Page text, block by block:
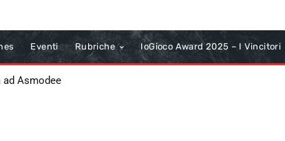
Eventi Rubriche IoGioco Award 2025 – I Vincitori
Asmodee